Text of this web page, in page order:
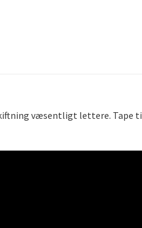
væsentligt lettere. Tape